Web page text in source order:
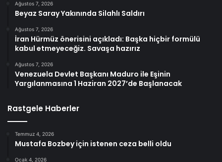
Ağustos 7, 2026
Beyaz Saray Yakınında Silahlı Saldırı
Ağustos 7, 2026
İran Hürmüz önerisini açıkladı: Başka hiçbir formülü
kabul etmeyeceğiz. Savaşa hazırız
Ağustos 7, 2026
Venezuela Devlet Başkanı Maduro ile Eşinin
Yargılanmasına 1 Haziran 2027’de Başlanacak
Rastgele Haberler
Temmuz 4, 2026
Mustafa Bozbey için istenen ceza belli oldu
Ocak 4, 2026